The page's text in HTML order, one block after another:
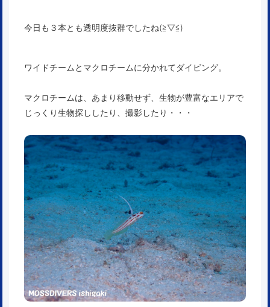
今日も３本とも透明度抜群でしたね(≧▽≦)
ワイドチームとマクロチームに分かれてダイビング。
マクロチームは、あまり移動せず、生物が豊富なエリアで
じっくり生物探ししたり、撮影したり・・・